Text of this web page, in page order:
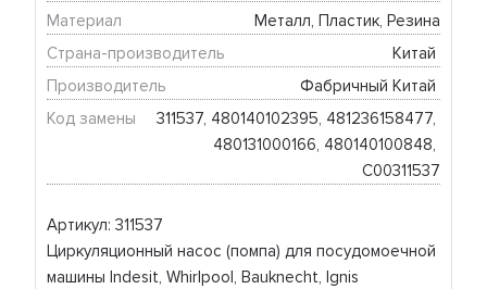
Артикул: 311537
Циркуляционный насос (помпа) для посудомоечной
машины Indesit, Whirlpool, Bauknecht, Ignis
Материал
Металл, Пластик, Резина
Страна-производитель
Китай
Производитель
Фабричный Китай
Код замены
311537, 480140102395, 481236158477,
480131000166, 480140100848,
C00311537